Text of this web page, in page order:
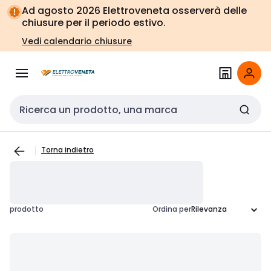
Vai alla
navigazione
Vai
alla
pagina
Ad agosto 2026 Elettroveneta osserverà delle
chiusure per il periodo estivo.
Vedi calendario chiusure
Cerca input
Torna indietro
prodotto Ordina per